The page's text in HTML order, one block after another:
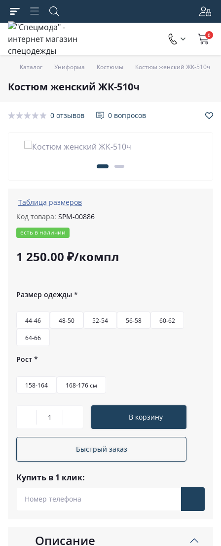
0
Каталог Униформа Костюмы Костюм женский ЖК-510ч
Костюм женский ЖК-510ч
0 отзывов 0 вопросов
Таблица размеров
Код товара: SPM-00886
есть в наличии
1 250.00 ₽/компл
Размер одежды *
44-46 48-50 52-54 56-58 60-62
64-66
Рост *
158-164 168-176 см
В корзину
Быстрый заказ
Купить в 1 клик:
Описание